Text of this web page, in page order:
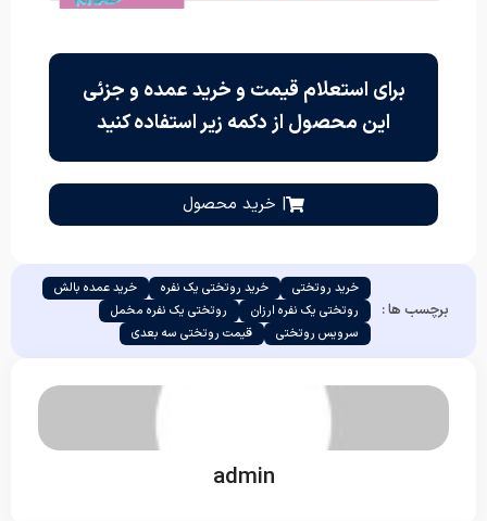
برای استعلام قیمت و خرید عمده و جزئی
این محصول از دکمه زیر استفاده کنید
| خرید محصول
برچسب ها :
خرید روتختی خرید روتختی یک نفره
خرید عمده بالش
روتختی یک نفره ارزان
روتختی یک نفره مخمل
سرویس روتختی
قیمت روتختی سه بعدی
admin